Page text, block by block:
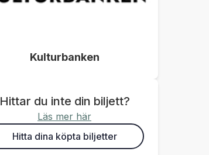
Kulturbanken
Hittar du inte din biljett?
Läs mer här
Hitta dina köpta biljetter